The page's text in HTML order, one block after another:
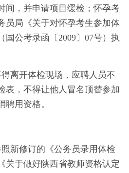
间，并申请项目缓检；怀孕考
员局《关于对怀孕考生参加体
国公考录函〔2009〕07号）执
离开体检现场，应聘人员不
表，不得让他人冒名顶替参加
聘用资格。
新修订的《公务员录用体检
关于做好陕西省教师资格认定